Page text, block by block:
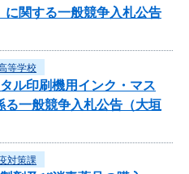
関する一般競争入札公告
等学校
ル印刷機用インク・マス
る一般競争入札公告（大垣
対策課